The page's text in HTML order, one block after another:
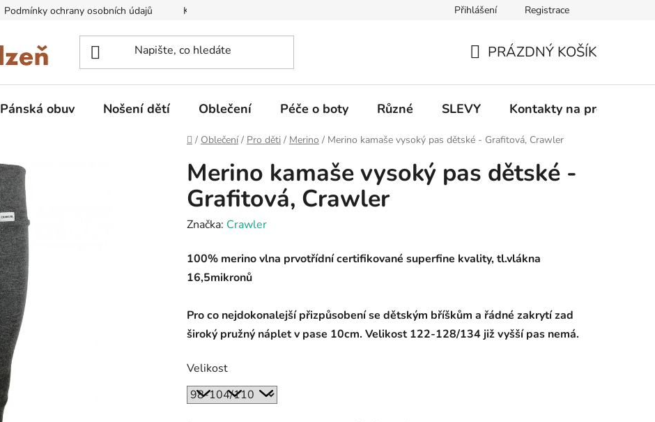
Podmínky ochrany osobních údajů Kontakty na prodejny Informace k on-line platbám Odstoupení od
Přihlášení Registrace
KOŠÍK
PRÁZDNÝ KOŠÍK
Pánská obuv Nošení dětí Oblečení Péče o boty Různé SLEVY Kontakty na prodejny
Domů
/ Oblečení / Pro děti / Merino / Merino kamaše vysoký pas dětské - Grafitová, Crawler
Merino kamaše vysoký pas dětské -
Grafitová, Crawler
Značka: Crawler
100% merino vlna prvotřídní certifikované superfine kvality, tl.vlákna
16,5mikronů
Pro co nejdokonalejší přizpůsobení se dětským bříškům a řádné zakrytí zad
široký pružný náplet v pase 10cm. Velikost 122-128/134 již vyšší pas nemá.
Velikost